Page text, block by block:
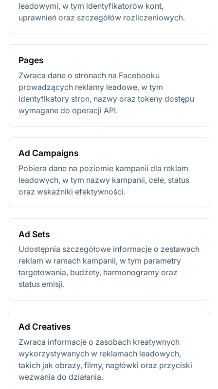
leadowymi, w tym identyfikatorów kont,
uprawnień oraz szczegółów rozliczeniowych.
Pages
Zwraca dane o stronach na Facebooku
prowadzących reklamy leadowe, w tym
identyfikatory stron, nazwy oraz tokeny dostępu
wymagane do operacji API.
Ad Campaigns
Pobiera dane na poziomie kampanii dla reklam
leadowych, w tym nazwy kampanii, cele, status
oraz wskaźniki efektywności.
Ad Sets
Udostępnia szczegółowe informacje o zestawach
reklam w ramach kampanii, w tym parametry
targetowania, budżety, harmonogramy oraz
status emisji.
Ad Creatives
Zwraca informacje o zasobach kreatywnych
wykorzystywanych w reklamach leadowych,
takich jak obrazy, filmy, nagłówki oraz przyciski
wezwania do działania.